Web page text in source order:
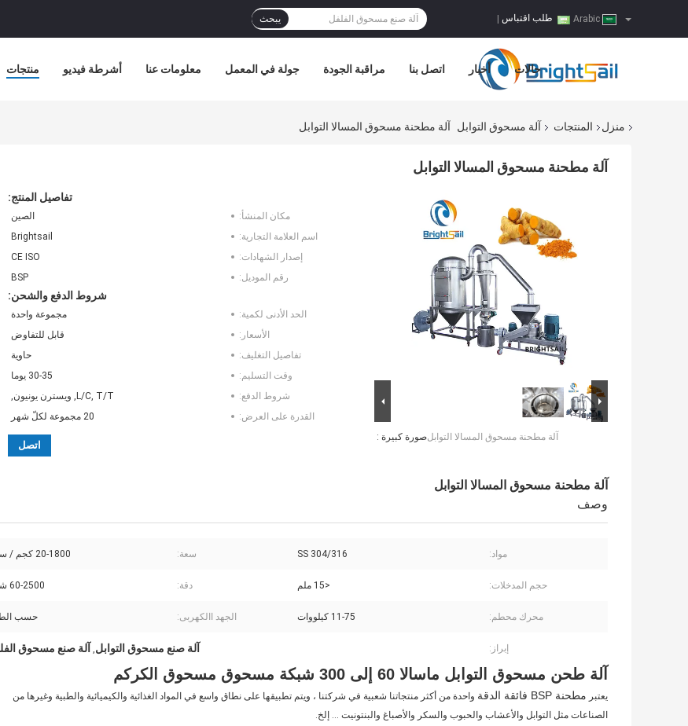
طلب اقتباس يبحث
منتجات أشرطة فيديو معلومات عنا جولة في المعمل مراقبة الجودة اتصل بنا أخبار حالات
منزل المنتجات آلة مسحوق التوابل آلة مطحنة مسحوق المسالا التوابل
آلة مطحنة مسحوق المسالا التوابل
صورة كبيرة :آلة مطحنة مسحوق المسالا التوابل
تفاصيل المنتج:
مكان المنشأ:
الصين
اسم العلامة التجارية:
Brightsail
إصدار الشهادات:
CE ISO
رقم الموديل:
BSP
شروط الدفع والشحن:
الحد الأدنى لكمية:
مجموعة واحدة
الأسعار:
قابل للتفاوض
تفاصيل التغليف:
حاوية
وقت التسليم:
30-35 يوما
شروط الدفع:
L/C, T/T, ويسترن يونيون,
القدرة على العرض:
20 مجموعة لكلّ شهر
اتصل
آلة مطحنة مسحوق المسالا التوابل
وصف
مواد: SS 304/316 سعة: 20-1800 كجم / ساعة
حجم المدخلات: <15 ملم دقة: 60-2500 شبكة
محرك محطم: 11-75 كيلووات الجهد االكهربى: حسب
إبراز: آلة صنع مسحوق التوابل, آلة صنع مسحوق
آلة طحن مسحوق التوابل ماسالا 60 إلى 300 شبكة مسحوق مسحوق الكركم
يعتبر مطحنة BSP فائقة الدقة
واحدة من أكثر منتجاتنا شعبية في شركتنا ، ويتم تطبيقها على نطاق واسع في المواد الغذائية والكيميائية والطبية وغيرها من
الصناعات مثل التوابل والأعشاب والحبوب والسكر والأصباغ والبنتونيت ... إلخ.